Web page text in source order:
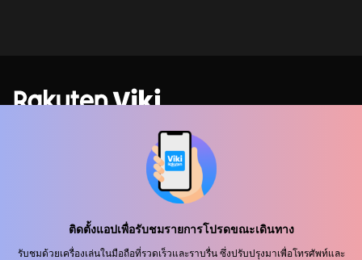
ติดตั้งแอปเพื่อรับชมรายการโปรดขณะเดินทาง
รับชมด้วยเครื่องเล่นในมือถือที่รวดเร็วและราบรื่น ซึ่งปรับปรุงมาเพื่อโทรศัพท์และ
ร่วมงานกับเรา